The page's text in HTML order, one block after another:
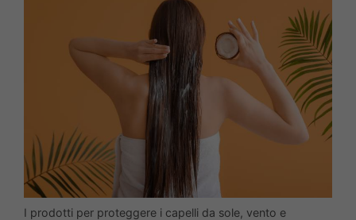
I prodotti per proteggere i capelli da sole, vento e